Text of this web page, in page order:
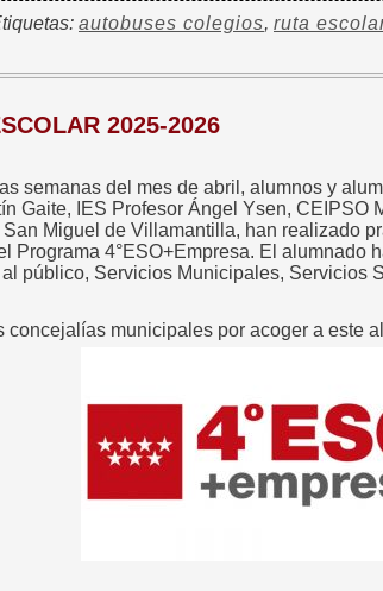
autobuses colegios, ruta
2025-2026
semanas del mes de abril, alumnos y
Gaite, IES Profesor Ángel Ysen,
Miguel de Villamantilla, han realizado
Programa 4°ESO+Empresa. El
público, Servicios Municipales, Servicios
municipales por acoger a este